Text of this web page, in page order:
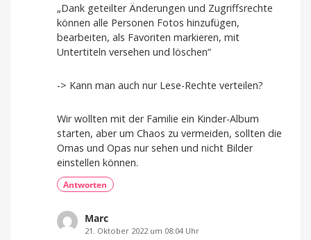
„Dank geteilter Änderungen und Zugriffsrechte
können alle Personen Fotos hinzufügen,
bearbeiten, als Favoriten markieren, mit
Untertiteln versehen und löschen“
-> Kann man auch nur Lese-Rechte verteilen?
Wir wollten mit der Familie ein Kinder-Album
starten, aber um Chaos zu vermeiden, sollten die
Omas und Opas nur sehen und nicht Bilder
einstellen können.
Antworten
Marc
21. Oktober 2022 um 08:04 Uhr